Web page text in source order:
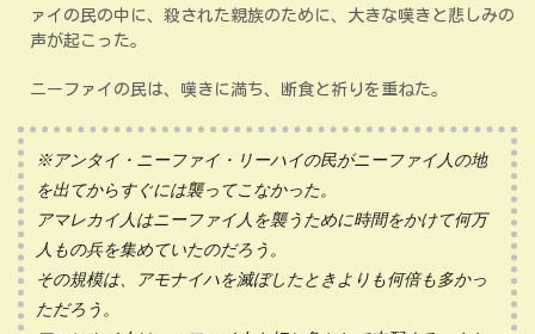
ァイの民の中に、殺された親族のために、大きな嘆きと悲しみの
声が起こった。
ニーファイの民は、嘆きに満ち、断食と祈りを重ねた。
※アンタイ・ニーファイ・リーハイの民がニーファイ人の地
を出てからすぐには襲ってこなかった。
アマレカイ人はニーファイ人を襲うために時間をかけて何万
人もの兵を集めていたのだろう。
その規模は、アモナイハを滅ぼしたときよりも何倍も多かっ
ただろう。